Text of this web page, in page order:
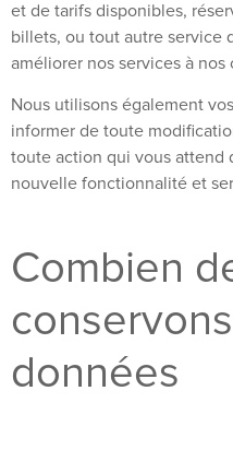
et de tarifs disponibles,
billets, ou tout autre service
améliorer nos services à nos
Nous utilisons également
informer de toute
toute action qui vous attend
nouvelle fonctionnalité et
Combien
données